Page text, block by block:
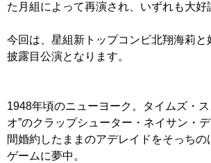
た月組によって再演され、いずれも大好
今回は、星組新トップコンビ北翔海莉と
披露目公演となります。
1948年頃のニューヨーク。タイムズ・ス
オ”のクラップシューター・ネイサン・
間婚約したままのアデレイドをそっちの
ゲームに夢中。